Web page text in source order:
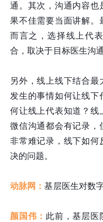
通。其次，沟通内容也
果不佳需要当面讲解。
而言之，选择线上代
合，取决于目标医生沟
另外，线上线下结合
发生的事情如何让线下
何让线上代表知道？线
微信沟通都会有记录，
非常难记录，线下如何
决的问题。
动脉网：基层医生对数
颜国伟： 此前，基层医